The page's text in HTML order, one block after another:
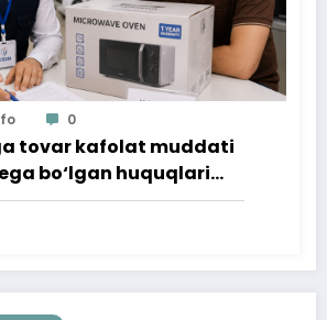
0
tovar kafolat muddati
bo‘lgan huquqlari